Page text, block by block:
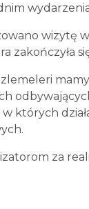
wizytę
zakończyła
których
za